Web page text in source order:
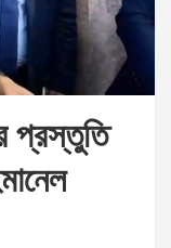
প্রস্তুতি